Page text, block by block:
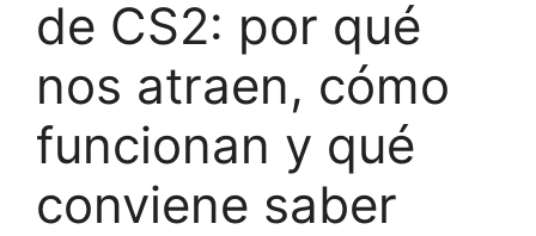
de CS2: por qué
nos atraen, cómo
funcionan y qué
conviene saber